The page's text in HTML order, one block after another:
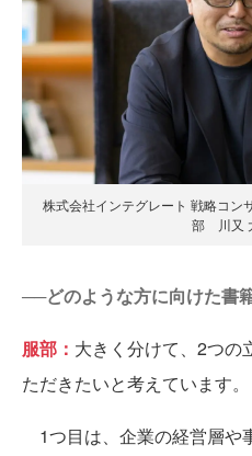
株式会社インテグレート 戦略コン
部 川又
──どのような方に向けた書
服部： 大きく分けて、2つの
ただきたいと考えています。
1つ目は、企業の経営層や